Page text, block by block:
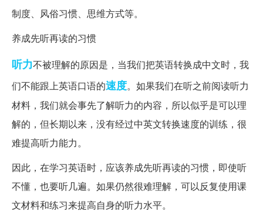
制度、风俗习惯、思维方式等。
养成先听再读的习惯
听力不被理解的原因是，当我们把英语转换成中文时，我
们不能跟上英语口语的速度。如果我们在听之前阅读听力
材料，我们就会事先了解听力的内容，所以似乎是可以理
解的，但长期以来，没有经过中英文转换速度的训练，很
难提高听力能力。
因此，在学习英语时，应该养成先听再读的习惯，即使听
不懂，也要听几遍。如果仍然很难理解，可以反复使用课
文材料和练习来提高自身的听力水平。